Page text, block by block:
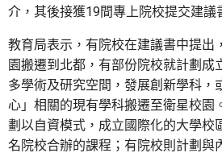
介，其後接獲19間專上院校提交建議
教育局表示，有院校在建議書中提出
園搬遷到北都，有部份院校就計劃成
多學術及研究空間，發展創新學科，
心」相關的現有學科搬遷至衛星校園
劃以自資模式，成立國際化的大學校
名院校合辦的課程；有院校則計劃與